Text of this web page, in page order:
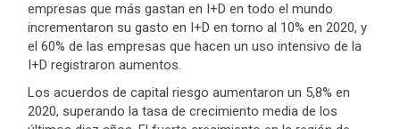
empresas que más gastan en I+D en todo el mundo
incrementaron su gasto en I+D en torno al 10% en 2020, y
el 60% de las empresas que hacen un uso intensivo de la
I+D registraron aumentos.
Los acuerdos de capital riesgo aumentaron un 5,8% en
2020, superando la tasa de crecimiento media de los